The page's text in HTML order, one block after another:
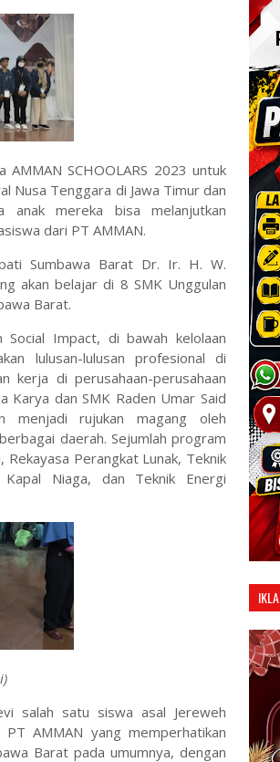
SCHOOLARS 2023 untuk
Nusa Tenggara di Jawa Timur dan
anak mereka bisa melanjutkan
dari PT AMMAN.
Sumbawa Barat Dr. Ir. H. W.
akan belajar di 8 SMK Unggulan
Barat.
Social Impact, di bawah kelolaan
lulusan-lulusan profesional di
kerja di perusahaan-perusahaan
Karya dan SMK Raden Umar Said
menjadi rujukan magang oleh
daerah. Sejumlah program
Perangkat Lunak, Teknik
Niaga, dan Teknik Energi
salah satu siswa asal Jereweh
AMMAN yang memperhatikan
Barat pada umumnya, dengan